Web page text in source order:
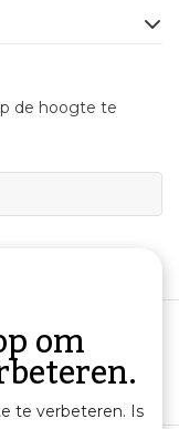
de hoogte te
om
te verbeteren. Is